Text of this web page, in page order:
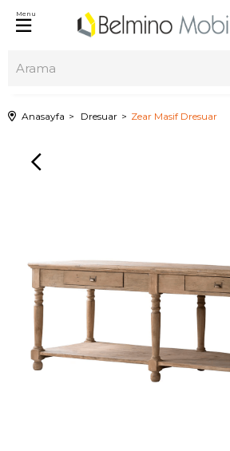
Menu
Anasayfa Dresuar Zear Masif Dresuar